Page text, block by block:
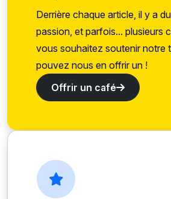
Derrière chaque article, il y a
passion, et parfois... plusieurs
vous souhaitez soutenir notre
pouvez nous en offrir un !
Offrir un café